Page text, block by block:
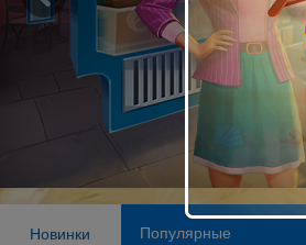
Новинки Популярные